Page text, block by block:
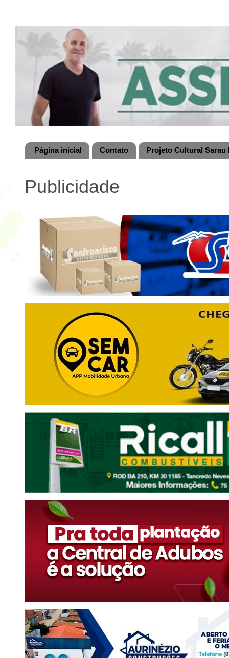
Página inicial Contato Projeto Cultural
Publicidade